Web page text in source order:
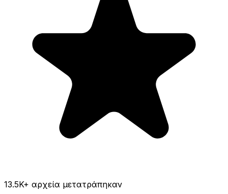
13.5K+ αρχεία μετατράπηκαν